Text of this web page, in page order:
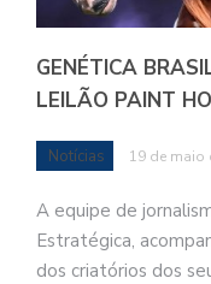
GENÉTICA
LEILÃO PAINT
Notícias 19 de maio
A equipe de
Estratégica,
dos criatórios dos